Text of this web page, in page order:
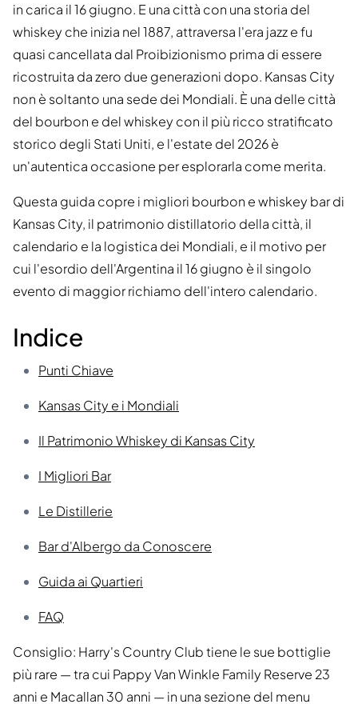
in carica il 16 giugno. E una città con una storia del
whiskey che inizia nel 1887, attraversa l'era jazz e fu
quasi cancellata dal Proibizionismo prima di essere
ricostruita da zero due generazioni dopo. Kansas City
non è soltanto una sede dei Mondiali. È una delle città
del bourbon e del whiskey con il più ricco stratificato
storico degli Stati Uniti, e l'estate del 2026 è
un'autentica occasione per esplorarla come merita.
Questa guida copre i migliori bourbon e whiskey bar di
Kansas City, il patrimonio distillatorio della città, il
calendario e la logistica dei Mondiali, e il motivo per
cui l'esordio dell'Argentina il 16 giugno è il singolo
evento di maggior richiamo dell'intero calendario.
Indice
Punti Chiave
Kansas City e i Mondiali
Il Patrimonio Whiskey di Kansas City
I Migliori Bar
Le Distillerie
Bar d'Albergo da Conoscere
Guida ai Quartieri
FAQ
Consiglio: Harry's Country Club tiene le sue bottiglie
più rare — tra cui Pappy Van Winkle Family Reserve 23
anni e Macallan 30 anni — in una sezione del menu